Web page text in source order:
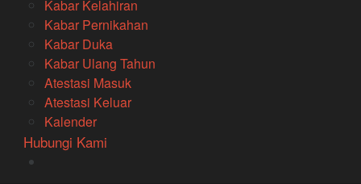
Kabar Kelahiran
Kabar Pernikahan
Kabar Duka
Kabar Ulang Tahun
Atestasi Masuk
Atestasi Keluar
Kalender
Hubungi Kami